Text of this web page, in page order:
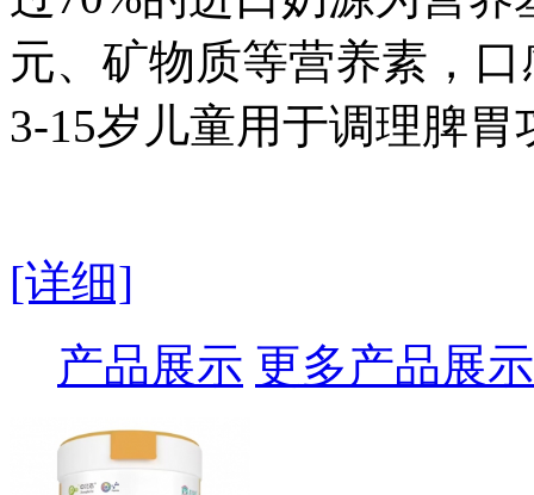
元、矿物质等营养素，
3-15岁儿童用于调理脾
[详细]
产品展示 更多产品展示